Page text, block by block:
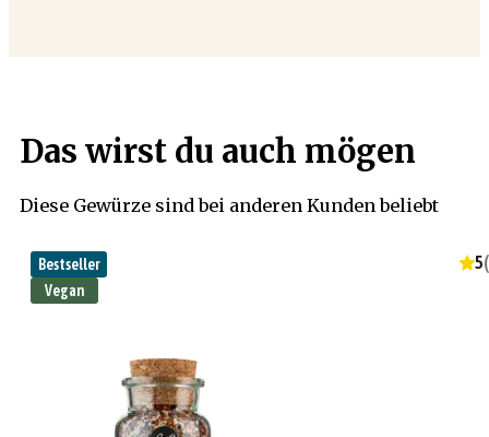
Das wirst du auch mögen
Diese Gewürze sind bei anderen Kunden beliebt
Bestseller
Vegan
5(